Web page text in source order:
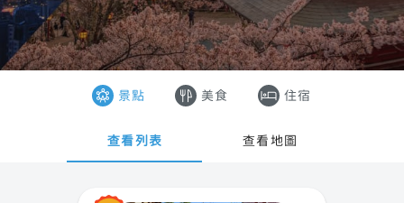
香港
澳門
新北市
桃園市
新竹市(縣)景點 美食 住宿
查看列表 查看地圖